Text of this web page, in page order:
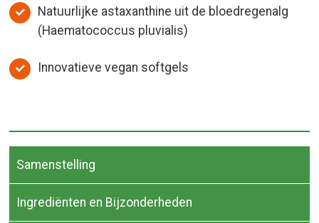
Natuurlijke astaxanthine uit de bloedregenalg
(Haematococcus pluvialis)
Innovatieve vegan softgels
Samenstelling
Ingrediënten en Bijzonderheden